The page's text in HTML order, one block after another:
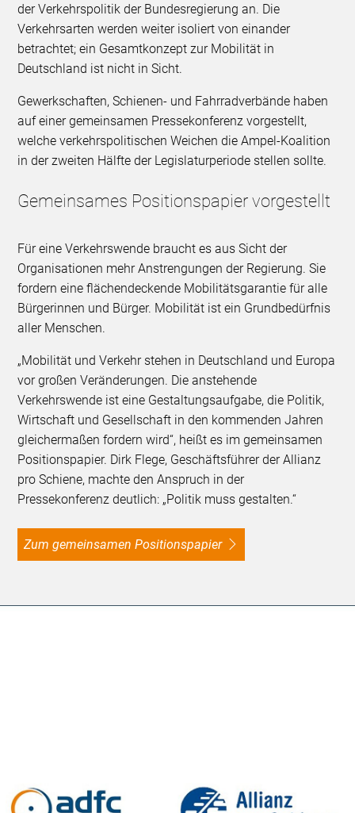
der Verkehrspolitik der Bundesregierung an. Die
Verkehrsarten werden weiter isoliert von einander
betrachtet; ein Gesamtkonzept zur Mobilität in
Deutschland ist nicht in Sicht.
Gewerkschaften, Schienen- und Fahrradverbände haben
auf einer gemeinsamen Pressekonferenz vorgestellt,
welche verkehrspolitischen Weichen die Ampel-Koalition
in der zweiten Hälfte der Legislaturperiode stellen sollte.
Gemeinsames Positionspapier vorgestellt
Für eine Verkehrswende braucht es aus Sicht der
Organisationen mehr Anstrengungen der Regierung. Sie
fordern eine flächendeckende Mobilitätsgarantie für alle
Bürgerinnen und Bürger. Mobilität ist ein Grundbedürfnis
aller Menschen.
„Mobilität und Verkehr stehen in Deutschland und Europa
vor großen Veränderungen. Die anstehende
Verkehrswende ist eine Gestaltungsaufgabe, die Politik,
Wirtschaft und Gesellschaft in den kommenden Jahren
gleichermaßen fordern wird“, heißt es im gemeinsamen
Positionspapier. Dirk Flege, Geschäftsführer der Allianz
pro Schiene, machte den Anspruch in der
Pressekonferenz deutlich: „Politik muss gestalten.“
Zum gemeinsamen Positionspapier